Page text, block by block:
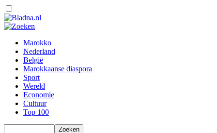
Marokko
Nederland
België
Marokkaanse diaspora
Sport
Wereld
Economie
Cultuur
Top 100